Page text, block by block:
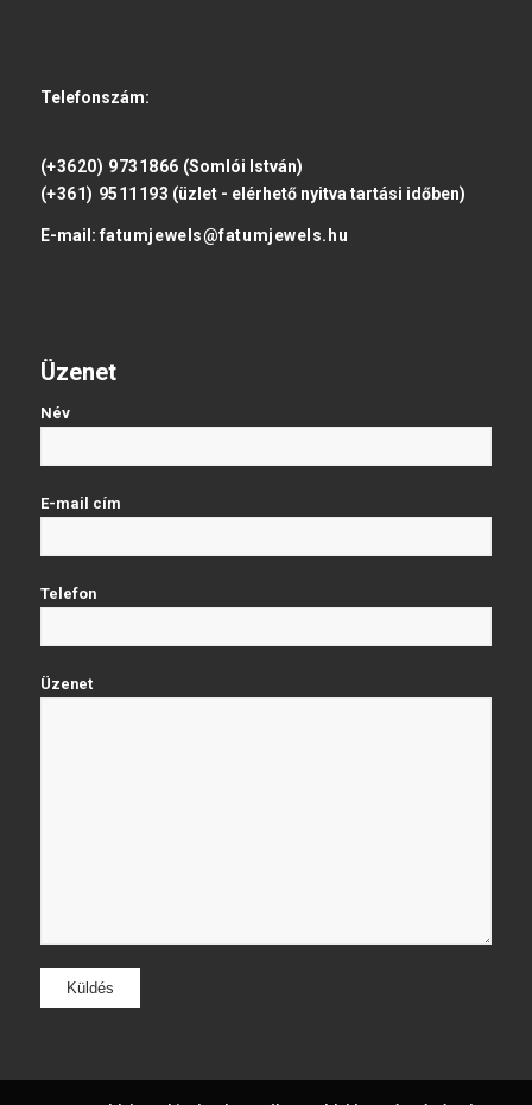
Telefonszám:
(+3620) 9731866 (Somlói István)
(+361) 9511193 (üzlet - elérhető nyitva tartási időben)
E-mail: fatumjewels@fatumjewels.hu
Üzenet
Név
E-mail cím
Telefon
Üzenet